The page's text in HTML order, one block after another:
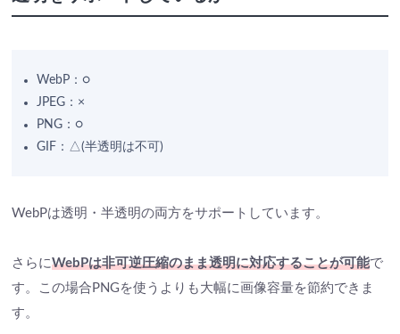
WebP：○
JPEG：×
PNG：○
GIF：△(半透明は不可)
WebPは透明・半透明の両方をサポートしています。
さらにWebPは非可逆圧縮のまま透明に対応することが可能で
す。この場合PNGを使うよりも大幅に画像容量を節約できま
す。